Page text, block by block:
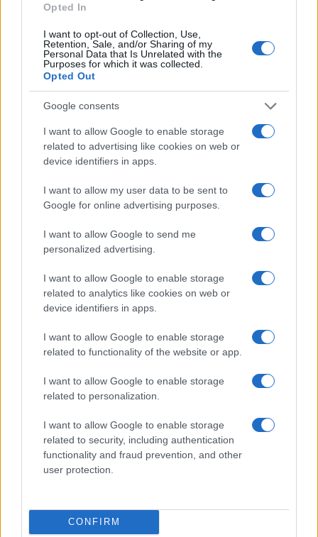
Opted In
I want to opt-out of Collection, Use,
Retention, Sale, and/or Sharing of my
Personal Data that Is Unrelated with the
Purposes for which it was collected.
Opted Out
Google consents
I want to allow Google to enable storage
related to advertising like cookies on web or
device identifiers in apps.
I want to allow my user data to be sent to
Google for online advertising purposes.
I want to allow Google to send me
personalized advertising.
I want to allow Google to enable storage
related to analytics like cookies on web or
device identifiers in apps.
I want to allow Google to enable storage
related to functionality of the website or app.
I want to allow Google to enable storage
related to personalization.
I want to allow Google to enable storage
related to security, including authentication
functionality and fraud prevention, and other
user protection.
CONFIRM
viene modulato con consapevolezza, la sciata
diventa silenziosa e stabile. La sicurezza non
arriva da un gesto singolo, ma dalla somma di
tanti dettagli ripetuti con coerenza: visione,
appoggio sull’esterno, transizione morbida,
attrezzatura ordinata. Procedere per micro-
passi, consolidare ogni drill, curare sci e
scarponi con regolarità: questa è la via più
semplice per trasformare la derapata in
e risparmiare energia curva dopo curva, in ogni
condizione ragionevole di neve e pendenza.
Francesca Lombardi
Francesca Lombardi, fiorentina, prese appunti
da allora firma approfondimenti sui motori. In
redazione sostiene un approccio metodico
cronaca' e conserva i fogli di appunti del
debutto tecnico in autodromo.